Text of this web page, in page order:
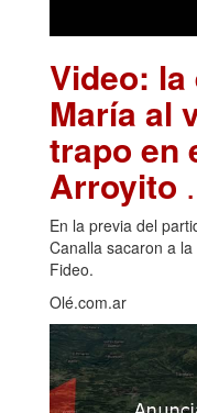
Video:
María al
trapo en
Arroyito
En la previa del
Canalla sacaron a
Fideo.
Olé.com.ar